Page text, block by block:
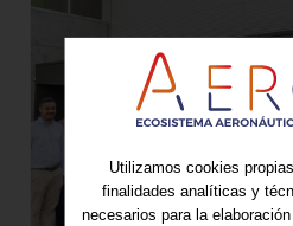
Utilizamos cookies
finalidades analíticas y
necesarios para la